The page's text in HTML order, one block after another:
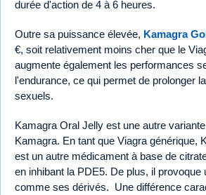
durée d'action de 4 à 6 heures.
Outre sa puissance élevée, Kamagra
€, soit relativement moins cher que le
augmente également les performances
l'endurance, ce qui permet de prolonger
sexuels.
Kamagra Oral Jelly est une autre
Kamagra. En tant que Viagra générique,
est un autre médicament à base de
en inhibant la PDE5. De plus, il provoque
comme ses dérivés. Une différence